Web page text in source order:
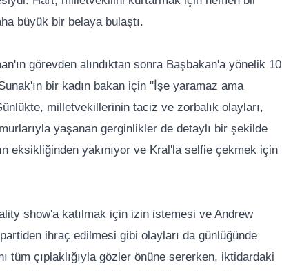
büyük bir belaya bulaştı.
görevden alındıktan sonra Başbakan'a yönelik 10
bir kadın bakan için "İşe yaramaz ama
milletvekillerinin taciz ve zorbalık olayları,
yaşanan gerginlikler de detaylı bir şekilde
eksikliğinden yakınıyor ve Kral'la selfie çekmek için
show'a katılmak için izin istemesi ve Andrew
partiden ihraç edilmesi gibi olayları da günlüğünde
tüm çıplaklığıyla gözler önüne sererken, iktidardaki